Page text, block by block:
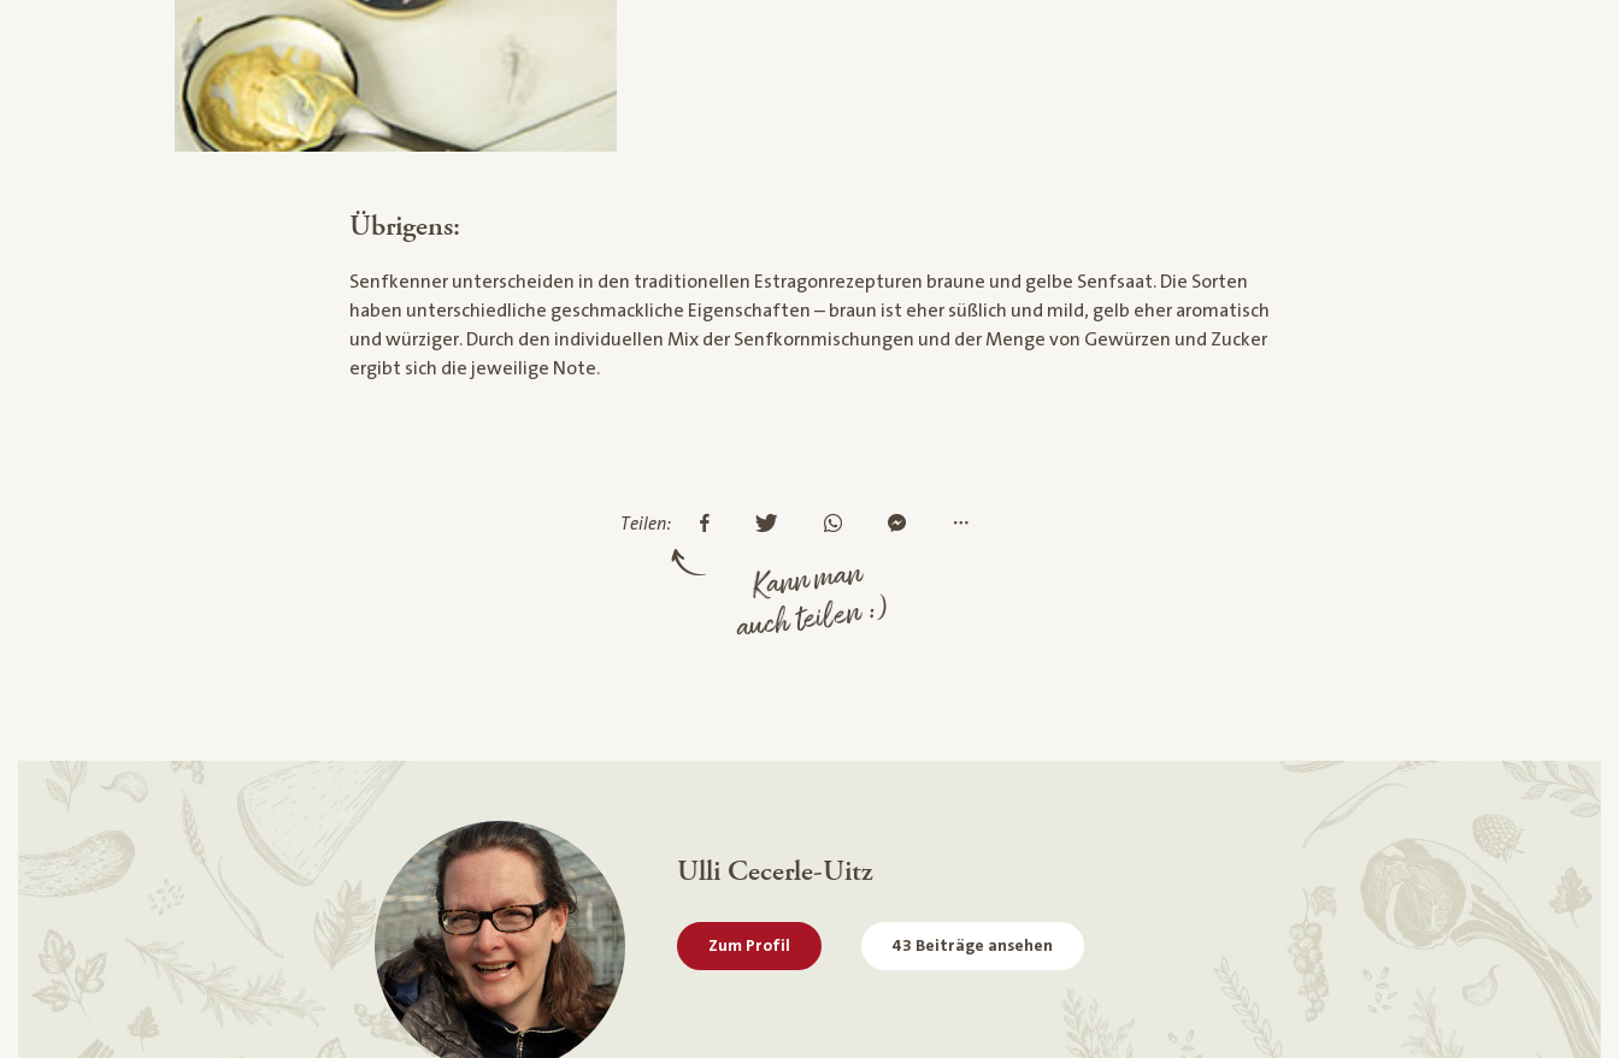
Übrigens:
Senfkenner unterscheiden in den traditionellen Estragonrezepturen braune und gelbe Senfsaat. Die Sorten
haben unterschiedliche geschmackliche Eigenschaften – braun ist eher süßlich und mild, gelb eher aromatisch
und würziger. Durch den individuellen Mix der Senfkornmischungen und der Menge von Gewürzen und Zucker
ergibt sich die jeweilige Note.
Teilen:
Kann man
auch teilen :)
Ulli Cecerle-Uitz
Zum Profil 43 Beiträge ansehen